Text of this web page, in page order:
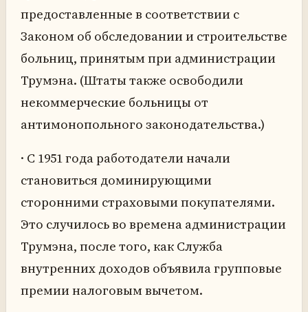
предоставленные в соответствии с
Законом об обследовании и строительстве
больниц, принятым при администрации
Трумэна. (Штаты также освободили
некоммерческие больницы от
антимонопольного законодательства.)
· С 1951 года работодатели начали
становиться доминирующими
сторонними страховыми покупателями.
Это случилось во времена администрации
Трумэна, после того, как Служба
внутренних доходов объявила групповые
премии налоговым вычетом.